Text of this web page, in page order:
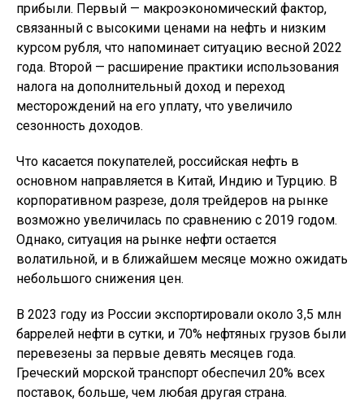
прибыли. Первый — макроэкономический фактор,
связанный с высокими ценами на нефть и низким
курсом рубля, что напоминает ситуацию весной 2022
года. Второй — расширение практики использования
налога на дополнительный доход и переход
месторождений на его уплату, что увеличило
сезонность доходов.
Что касается покупателей, российская нефть в
основном направляется в Китай, Индию и Турцию. В
корпоративном разрезе, доля трейдеров на рынке
возможно увеличилась по сравнению с 2019 годом.
Однако, ситуация на рынке нефти остается
волатильной, и в ближайшем месяце можно ожидать
небольшого снижения цен.
В 2023 году из России экспортировали около 3,5 млн
баррелей нефти в сутки, и 70% нефтяных грузов были
перевезены за первые девять месяцев года.
Греческий морской транспорт обеспечил 20% всех
поставок, больше, чем любая другая страна.